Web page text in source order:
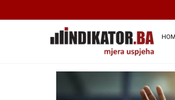
Najbolji poslovni
Autor:Borivoje Simić